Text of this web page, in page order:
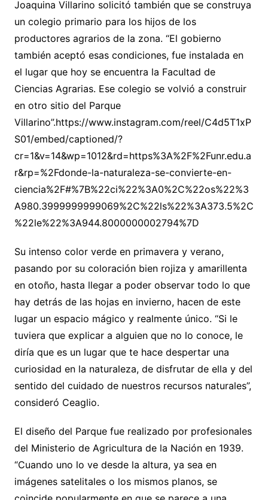
Joaquina Villarino solicitó también que se construya
un colegio primario para los hijos de los
productores agrarios de la zona. “El gobierno
también aceptó esas condiciones, fue instalada en
el lugar que hoy se encuentra la Facultad de
Ciencias Agrarias. Ese colegio se volvió a construir
en otro sitio del Parque
Villarino”.https://www.instagram.com/reel/C4d5T1xP
S01/embed/captioned/?
cr=1&v=14&wp=1012&rd=https%3A%2F%2Funr.edu.a
r&rp=%2Fdonde-la-naturaleza-se-convierte-en-
ciencia%2F#%7B%22ci%22%3A0%2C%22os%22%3
A980.3999999999069%2C%22ls%22%3A373.5%2C
%22le%22%3A944.8000000002794%7D
Su intenso color verde en primavera y verano,
pasando por su coloración bien rojiza y amarillenta
en otoño, hasta llegar a poder observar todo lo que
hay detrás de las hojas en invierno, hacen de este
lugar un espacio mágico y realmente único. “Si le
tuviera que explicar a alguien que no lo conoce, le
diría que es un lugar que te hace despertar una
curiosidad en la naturaleza, de disfrutar de ella y del
sentido del cuidado de nuestros recursos naturales”,
consideró Ceaglio.
El diseño del Parque fue realizado por profesionales
del Ministerio de Agricultura de la Nación en 1939.
“Cuando uno lo ve desde la altura, ya sea en
imágenes satelitales o los mismos planos, se